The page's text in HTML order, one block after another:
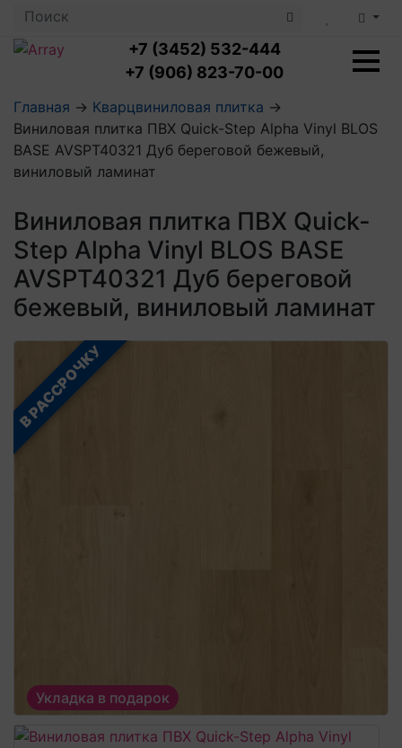
+7 (3452) 532-444
+7 (906) 823-70-00
Ламинат с укладкой
Ламинат 32 класс
Посмотреть все категории
LOC FLOOR PLUS
LOC FLOOR ARCTIC
Посмотреть все категории
Кварцвиниловая плитка с укладкой
Клеевая кварцвиниловая плитка
Виниловый ламинат
Кварцвинил SPC OASIS
Посмотреть все категории
Плинтус
Профили для ступеней
Подложка
Пороги
Посмотреть все категории
Аксессуары для стеновых панелей
Главная → Кварцвиниловая плитка →
Виниловая плитка ПВХ Quick-Step Alpha Vinyl BLOS
BASE AVSPT40321 Дуб береговой бежевый,
виниловый ламинат
Виниловая плитка ПВХ Quick-
Step Alpha Vinyl BLOS BASE
AVSPT40321 Дуб береговой
бежевый, виниловый ламинат
В РАССРОЧКУ
Укладка в подарок